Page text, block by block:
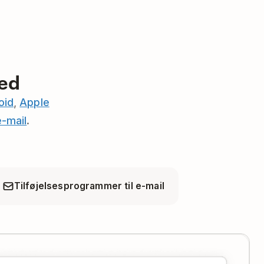
Apple
mail.
Tilføjelsesprogrammer til e-mail